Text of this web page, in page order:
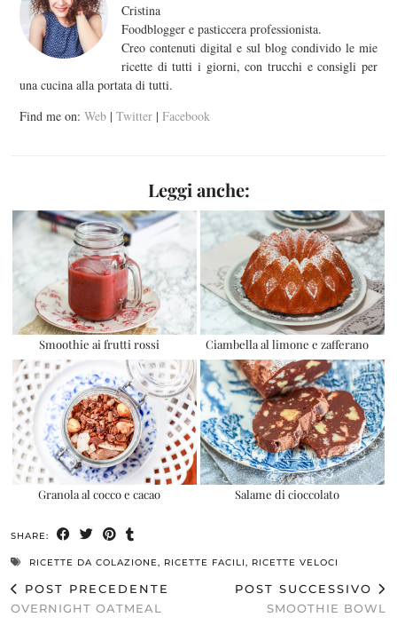
Cristina
Foodblogger e pasticcera professionista.
Creo contenuti digital e sul blog condivido le mie
ricette di tutti i giorni, con trucchi e consigli per
una cucina alla portata di tutti.
Find me on: Web | Twitter | Facebook
Leggi anche:
Smoothie ai frutti rossi Ciambella al limone e zafferano
Granola al cocco e cacao Salame di cioccolato
SHARE:
RICETTE DA COLAZIONE, RICETTE FACILI, RICETTE VELOCI
POST PRECEDENTE
OVERNIGHT OATMEAL
POST SUCCESSIVO
SMOOTHIE BOWL